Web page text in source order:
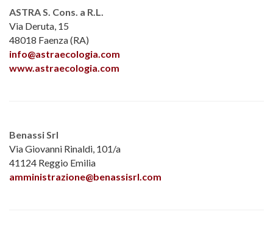
ASTRA S. Cons. a R.L.
Via Deruta, 15
48018 Faenza (RA)
info@astraecologia.com
www.astraecologia.com
Benassi Srl
Via Giovanni Rinaldi, 101/a
41124 Reggio Emilia
amministrazione@benassisrl.com